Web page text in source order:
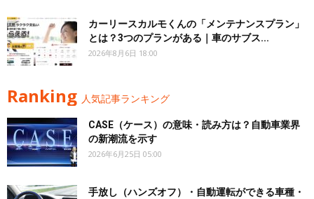
カーリースカルモくんの「メンテナンスプラン」
とは？3つのプランがある｜車のサブス...
2026年8月6日 18:00
Ranking 人気記事ランキング
CASE（ケース）の意味・読み方は？自動車業界
の新潮流を示す
2026年6月25日 05:00
手放し（ハンズオフ）・自動運転ができる車種・